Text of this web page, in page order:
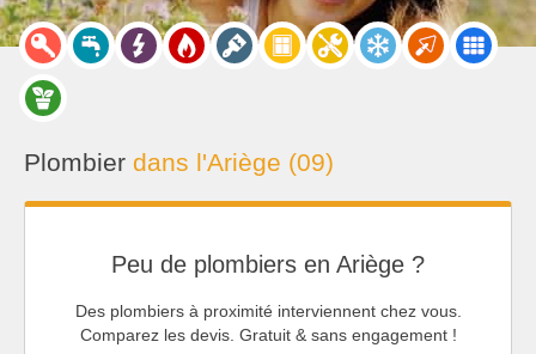
Plombier dans l'Ariège (09)
Peu de plombiers en Ariège ?
Des plombiers à proximité interviennent chez vous.
Comparez les devis. Gratuit & sans engagement !